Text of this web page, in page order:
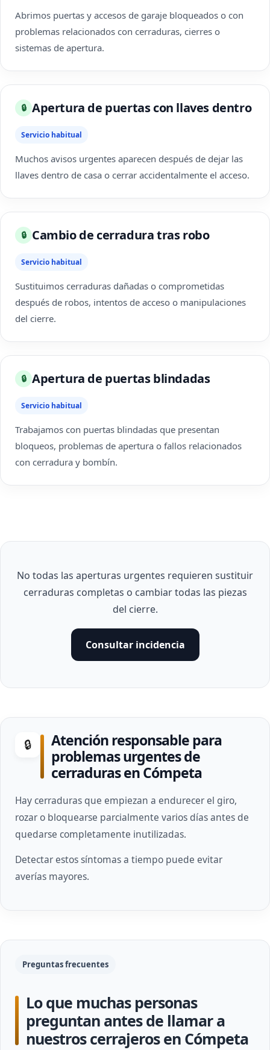
Abrimos puertas y accesos de garaje bloqueados o con
problemas relacionados con cerraduras, cierres o
sistemas de apertura.
🔒 Apertura de puertas con llaves dentro
Servicio habitual
Muchos avisos urgentes aparecen después de dejar las
llaves dentro de casa o cerrar accidentalmente el acceso.
🔒 Cambio de cerradura tras robo
Servicio habitual
Sustituimos cerraduras dañadas o comprometidas
después de robos, intentos de acceso o manipulaciones
del cierre.
🔒 Apertura de puertas blindadas
Servicio habitual
Trabajamos con puertas blindadas que presentan
bloqueos, problemas de apertura o fallos relacionados
con cerradura y bombín.
No todas las aperturas urgentes requieren sustituir
cerraduras completas o cambiar todas las piezas
del cierre.
Consultar incidencia
🔒
Atención responsable para
problemas urgentes de
cerraduras en Cómpeta
Hay cerraduras que empiezan a endurecer el giro,
rozar o bloquearse parcialmente varios días antes de
quedarse completamente inutilizadas.
Detectar estos síntomas a tiempo puede evitar
averías mayores.
Preguntas frecuentes
Lo que muchas personas
preguntan antes de llamar a
nuestros cerrajeros en Cómpeta